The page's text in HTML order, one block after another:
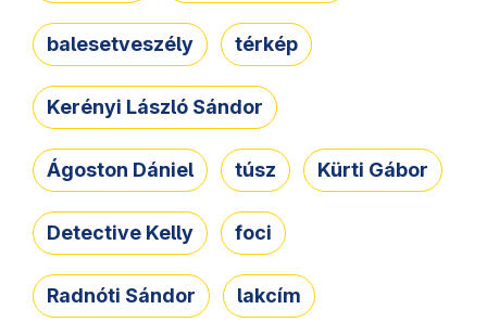
balesetveszély térkép
Kerényi László Sándor
Ágoston Dániel túsz Kürti Gábor
Detective Kelly foci
Radnóti Sándor lakcím